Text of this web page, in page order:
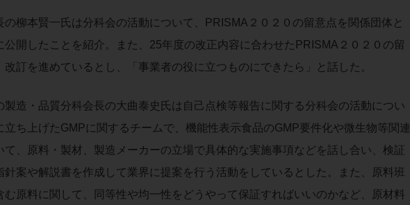
柳本賢一氏は分科会の活動について、PRISMA２０２０の留意点を関係団体と
公開したことを紹介。また、25年度の改正内容に合わせたPRISMA２０２０の留
訂を進めているとし、「事業者の役に立つものにできたら」と話した。
造・品質分科会長の大曲泰史氏は自己点検等報告に関する分科会の活動につい
ち上げたGMPに関するチームで、機能性表示食品のGMP要件化や微生物等関連
て、原料・製材、製造メーカーの立場で具体的な実施事項などを話し合い、検証
針案や解説書を作成して業界に提案を行う活動をしているとした。また、原料班
原料に関して、同等性や均一性をどうやって保証すればいいのかなど、原材料